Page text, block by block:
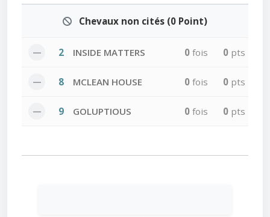
Chevaux non cités (0 Point)
— 2 INSIDE MATTERS 0 fois 0 pts
— 8 MCLEAN HOUSE 0 fois 0 pts
— 9 GOLUPTIOUS 0 fois 0 pts